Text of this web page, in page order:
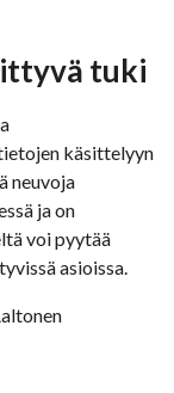
tuki
käsittelyyn
neuvoja
ja on
voi pyytää
asioissa.